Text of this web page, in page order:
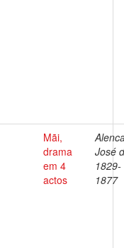
Mãi,
drama
em 4
actos
José
1829-
1877